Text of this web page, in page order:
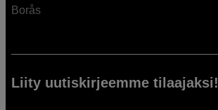
Borås
Liity uutiskirjeemme tilaajaksi!